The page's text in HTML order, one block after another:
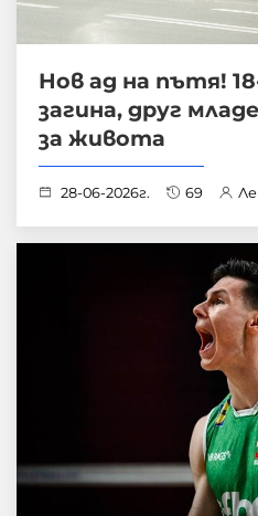
Нов ад на пътя!
загина, друг
за живота
28-06-2026г. 69